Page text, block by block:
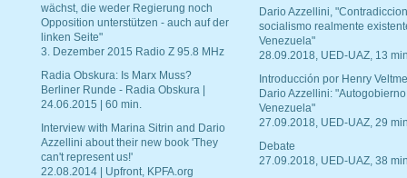
wächst, die weder Regierung noch
Opposition unterstützen - auch auf der
linken Seite"
3. Dezember 2015 Radio Z 95.8 MHz
Radia Obskura: Is Marx Muss?
Berliner Runde - Radia Obskura |
24.06.2015 | 60 min.
Interview with Marina Sitrin and Dario
Azzellini about their new book 'They
can't represent us!'
22.08.2014 | Upfront, KPFA.org
Dario Azzellini,
socialismo realmente
Venezuela"
28.09.2018, UED-UAZ, 13
Introducción por Henry
Dario Azzellini:
Venezuela"
27.09.2018, UED-UAZ, 29
Debate
27.09.2018, UED-UAZ, 38